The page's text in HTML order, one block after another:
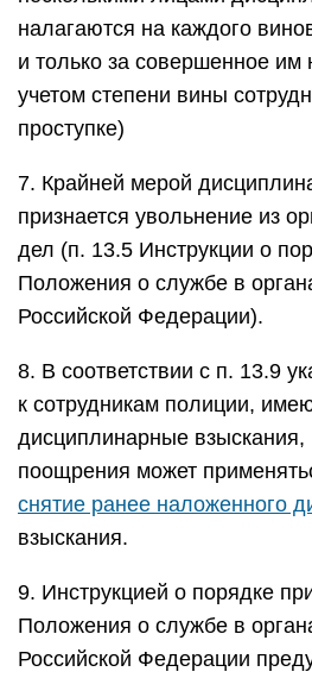
налагаются на каждого
и только за совершенное им
учетом степени вины
проступке)
7. Крайней мерой
признается увольнение из
дел (п. 13.5 Инструкции о
Положения о службе в
Российской Федерации).
8. В соответствии с п. 13.9
к сотрудникам полиции,
дисциплинарные взыскания,
поощрения может
снятие ранее наложенного
взыскания.
9. Инструкцией о порядке
Положения о службе в
Российской Федерации